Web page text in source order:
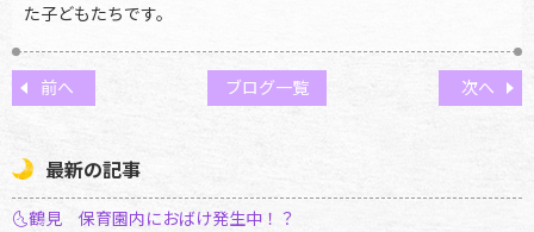
た子どもたちです。
前へ 次へ
ブログ一覧
最新の記事
🌜鶴見 保育園内におばけ発生中！？